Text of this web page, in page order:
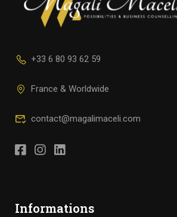
+33 6 80 93 62 59
France & Worldwide
contact@magalimaceli.com
Informations